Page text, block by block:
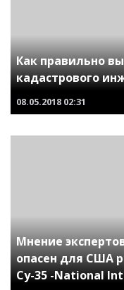
Как правильно
кадастрового
08.05.2018 02:31
Мнение
опасен для США
Су-35 -National